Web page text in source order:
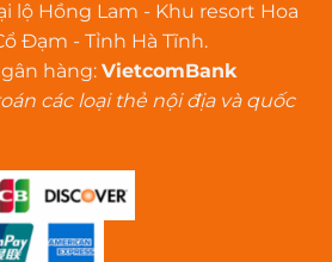
lộ Hồng Lam - Khu resort Hoa
Đạm - Tỉnh Hà Tĩnh.
hàng: VietcomBank
các loại thẻ nội địa và quốc